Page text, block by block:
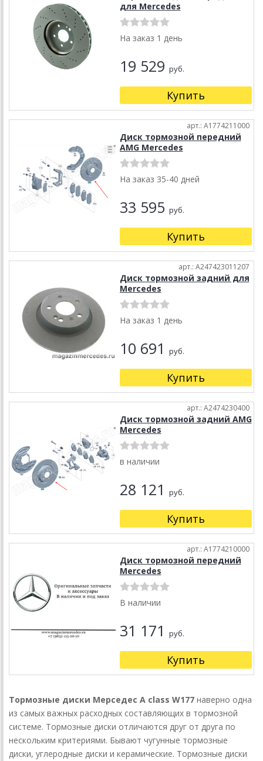
для Mercedes
На заказ 1 день
19 529 руб.
Купить
арт.: A1774211000
Диск тормозной передний
AMG Mercedes
На заказ 35-40 дней
33 595 руб.
Купить
арт.: A247423011207
Диск тормозной задний для
Mercedes
На заказ 1 день
10 691 руб.
Купить
арт.: A2474230400
Диск тормозной задний AMG
Mercedes
в наличии
28 121 руб.
Купить
арт.: A1774210000
Диск тормозной передний
Mercedes
В наличии
31 171 руб.
Купить
Тормозные диски Мерседес A class W177 наверно одна
из самых важных расходных составляющих в тормозной
системе. Тормозные диски отличаются друг от друга по
нескольким критериями. Бывают чугунные тормозные
диски, углеродные диски и керамические. Тормозные диски